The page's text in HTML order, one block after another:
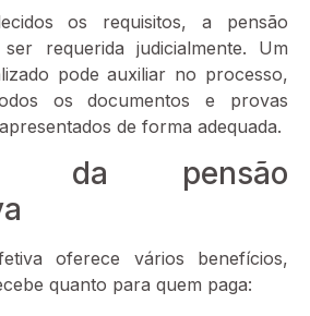
os requisitos, a pensão
requerida judicialmente. Um
pode auxiliar no processo,
os documentos e provas
de forma adequada.
da pensão
oferece vários benefícios,
quanto para quem paga: